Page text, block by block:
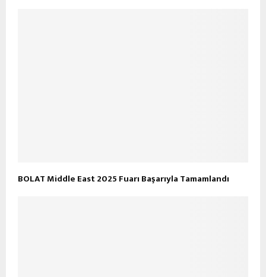
BOLAT Middle East 2025 Fuarı Başarıyla Tamamlandı